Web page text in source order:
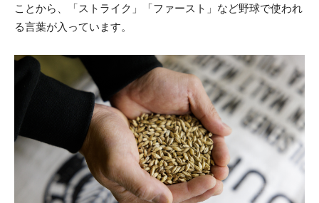
ことから、「ストライク」「ファースト」など野球で使われ
る言葉が入っています。